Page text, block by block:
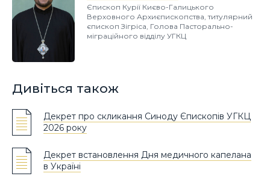
Єпископ Курії Києво-Галицького
Верховного Архиєпископства, титулярний
єпископ Зігріса, Голова Пасторально-
міграційного відділу УГКЦ
Дивіться також
Декрет про скликання Синоду Єпископів УГКЦ
2026 року
Декрет встановлення Дня медичного капелана
в Україні